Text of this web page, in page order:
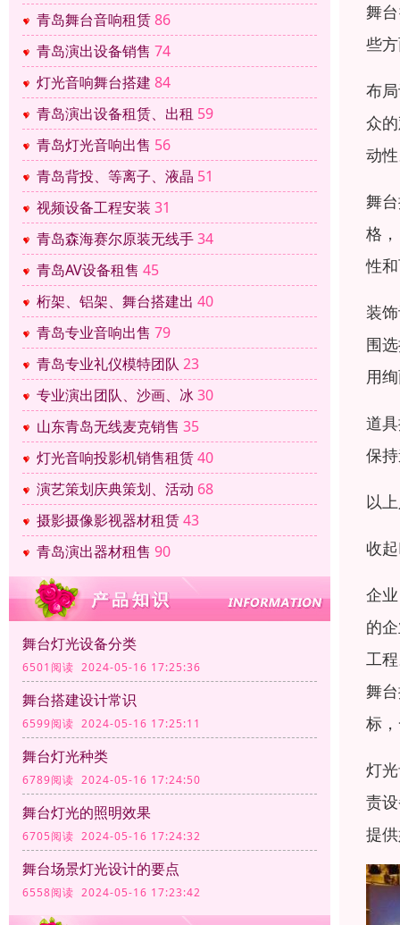
青岛舞台音响租赁86
青岛演出设备销售 74
灯光音响舞台搭建 84
青岛演出设备租赁、出租 59
青岛灯光音响出售 56
青岛背投、等离子、液晶 51
视频设备工程安装 31
青岛森海赛尔原装无线手34
青岛AV设备租售 45
桁架、铝架、舞台搭建出 40
青岛专业音响出售 79
青岛专业礼仪模特团队 23
专业演出团队、沙画、冰30
山东青岛无线麦克销售 35
灯光音响投影机销售租赁40
演艺策划庆典策划、活动 68
摄影摄像影视器材租赁43
青岛演出器材租售 90
舞台灯光设备分类
6501阅读 2024-05-16 17:25:36
舞台搭建设计常识
6599阅读 2024-05-16 17:25:11
舞台灯光种类
6789阅读 2024-05-16 17:24:50
舞台灯光的照明效果
6705阅读 2024-05-16 17:24:32
舞台场景灯光设计的要点
6558阅读 2024-05-16 17:23:42
舞
些
布
众
动
舞
格
性
装
围
用
道
保
以
收
企
的
工
舞
标
灯
责
提